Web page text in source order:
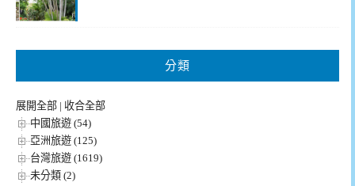
分類
展開全部 | 收合全部
中國旅遊 (54)
亞洲旅遊 (125)
台灣旅遊 (1619)
未分類 (2)